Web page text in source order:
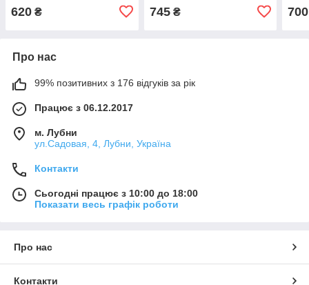
620 ₴ 745₴ 700
Про нас
99% позитивних з 176 відгуків за рік
Працює з 06.12.2017
м. Лубни
ул.Садовая, 4, Лубни, Україна
Контакти
Сьогодні працює з 10:00 до 18:00
Показати весь графік роботи
Про нас
Контакти